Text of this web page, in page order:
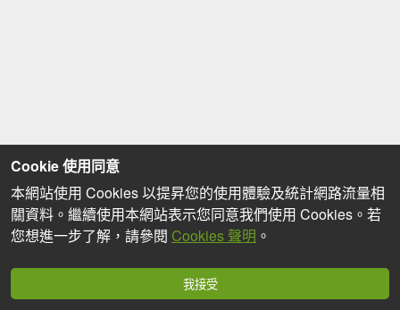
Cookie 使用同意
本網站使用 Cookies 以提昇您的使用體驗及統計網路流量相
關資料。繼續使用本網站表示您同意我們使用 Cookies。若
您想進一步了解，請參閱 Cookies 聲明 。
我接受